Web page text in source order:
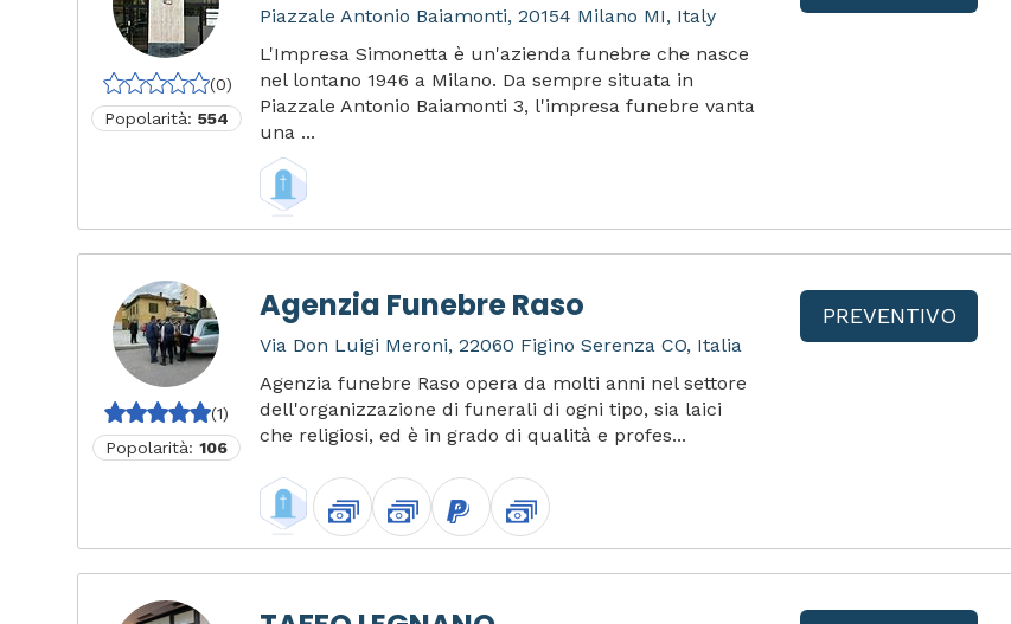
(0)
Popolarità: 554
Piazzale Antonio Baiamonti, 20154 Milano MI, Italy
L'Impresa Simonetta è un'azienda funebre che nasce
nel lontano 1946 a Milano. Da sempre situata in
Piazzale Antonio Baiamonti 3, l'impresa funebre vanta
una ...
(1)
Popolarità: 106
Agenzia Funebre Raso
Via Don Luigi Meroni, 22060 Figino Serenza CO, Italia
Agenzia funebre Raso opera da molti anni nel settore
dell'organizzazione di funerali di ogni tipo, sia laici
che religiosi, ed è in grado di qualità e profes...
PREVENTIVO